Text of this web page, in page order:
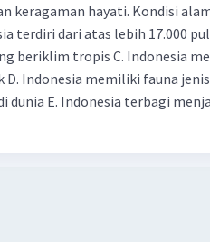
Islam, kecuali … a. Masjid
Pesantren 6. Kerajaan
a. Permaisuri yang cantik-
yang bijak d. Kekuatan maritim
alam adalah …. a.
yang menjorok ke laut
keragaman hayati. Kondisi
terdiri dari atas lebih 17.000
beriklim tropis C. Indonesia
D. Indonesia memiliki fauna
dunia E. Indonesia terbagi
berbeda